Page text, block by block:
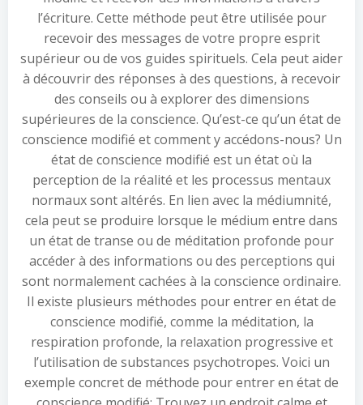
l’écriture. Cette méthode peut être utilisée pour
recevoir des messages de votre propre esprit
supérieur ou de vos guides spirituels. Cela peut aider
à découvrir des réponses à des questions, à recevoir
des conseils ou à explorer des dimensions
supérieures de la conscience. Qu’est-ce qu’un état de
conscience modifié et comment y accédons-nous? Un
état de conscience modifié est un état où la
perception de la réalité et les processus mentaux
normaux sont altérés. En lien avec la médiumnité,
cela peut se produire lorsque le médium entre dans
un état de transe ou de méditation profonde pour
accéder à des informations ou des perceptions qui
sont normalement cachées à la conscience ordinaire.
Il existe plusieurs méthodes pour entrer en état de
conscience modifié, comme la méditation, la
respiration profonde, la relaxation progressive et
l’utilisation de substances psychotropes. Voici un
exemple concret de méthode pour entrer en état de